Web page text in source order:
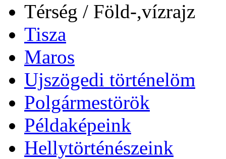
Térség / Föld-,vízrajz
Tisza
Maros
Ujszögedi történelöm
Polgármestörök
Példaképeink
Hellytörténészeink